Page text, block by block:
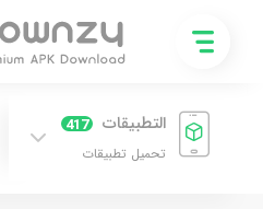
التطبيقات 417
تحميل تطبيقات